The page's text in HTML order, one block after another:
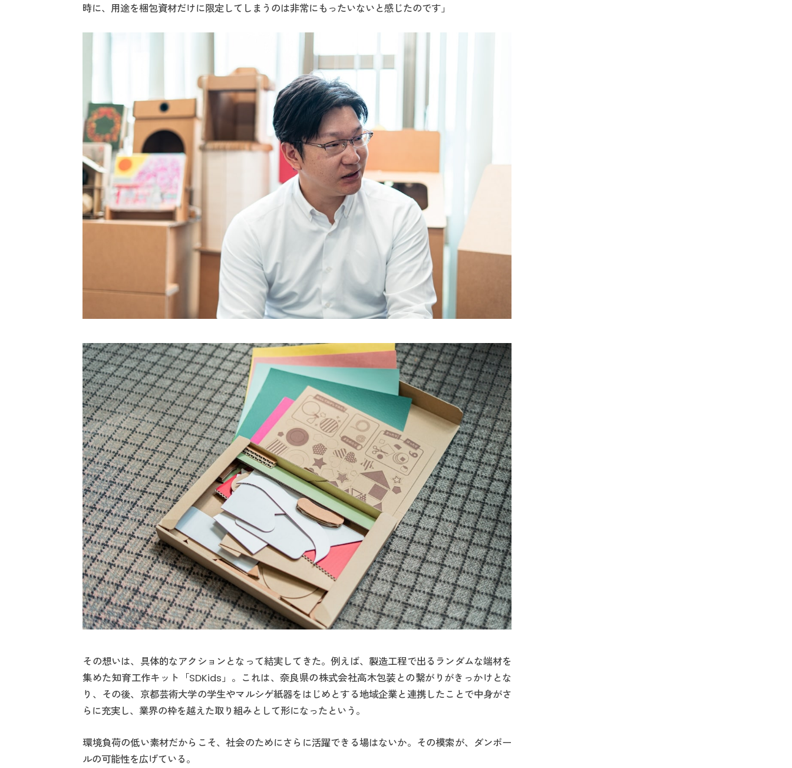
時に、用途を梱包資材だけに限定してしまうのは非常にもったいないと感じたのです」
その想いは、具体的なアクションとなって結実してきた。例えば、製造工程で出るランダムな端材を
集めた知育工作キット「SDKids」。これは、奈良県の株式会社高木包装との繋がりがきっかけとな
り、その後、京都芸術大学の学生やマルシゲ紙器をはじめとする地域企業と連携したことで中身がさ
らに充実し、業界の枠を越えた取り組みとして形になったという。
環境負荷の低い素材だからこそ、社会のためにさらに活躍できる場はないか。その模索が、ダンボー
ルの可能性を広げている。